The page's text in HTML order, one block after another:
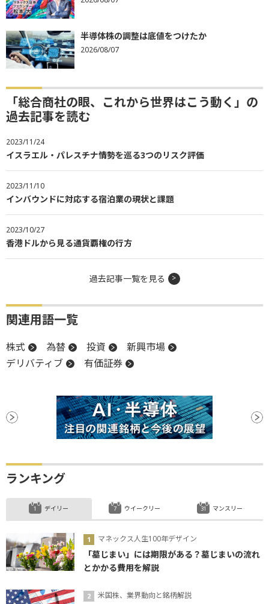
半導体株の調整は底値をつけたか
2026/08/07
「総合商社の眼、これから世界はこう動く」の
過去記事を読む
2023/11/24
イスラエル・パレスチナ情勢を巡る3つのリスク評価
2023/11/10
インバウンドに対応する宿泊業の現状と課題
2023/10/27
香港ドルから見る通貨覇権の行方
過去記事一覧を見る
関連用語一覧
株式 為替 投資
新興市場
デリバティブ
有価証券
ランキング
デイリー
マネックス人生100年デザイン
「墓じまい」には期限がある？墓じまいの流れ
とかかる費用を解説
米国株、業界動向と銘柄解説
ウイークリー マンスリー